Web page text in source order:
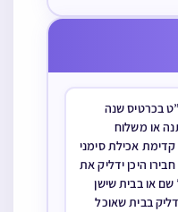
לא אמר
קרא את
לפני
תורה וגם
כתב מן
וגם היה
בכרטיס שנה
או משלוח
אכילת סימני
היכן ידליק את
או בבית שישן
בבית שאוכל